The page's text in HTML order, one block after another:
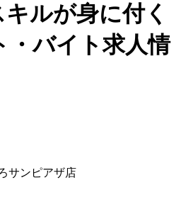
ルが身に付く
・バイト求人情
サンピアザ店